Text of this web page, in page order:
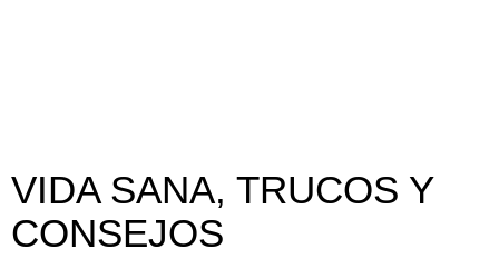
VIDA SANA, TRUCOS Y
CONSEJOS